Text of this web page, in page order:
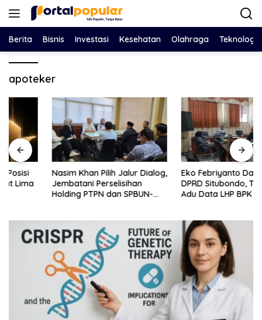
Langsung
Berita Bisnis Investasi Kesehatan Olahraga Teknologi
apoteker
Nasim Khan Pilih Jalur Dialog,
Jembatani Perselisihan
Holding PTPN dan SPBUN-
Eko Febriyanto Datangi
DPRD Situbondo, Tantang
Adu Data LHP BPK Soal Klaim